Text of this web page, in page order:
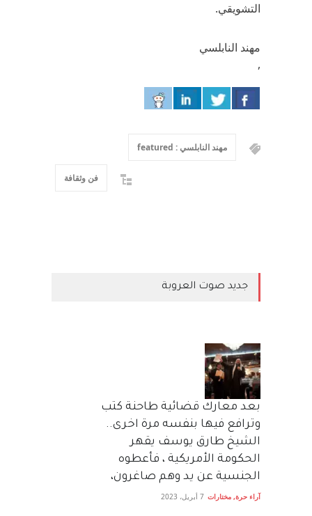
التشويقي.
مهند النابلسي
,
مهند النابلسي : featured
فن وثقافة
جديد صوت العروبة
بعد معارك قضائية طاحنة كتب
وترافع فيها بنفسه مرة اخرى..
الشيخ طارق يوسف يقهر
الحكومة الأمريكية ، فأعطوه
الجنسية عن يد وهم صاغرون،
آراء حرة, مختارات 7 أبريل، 2023